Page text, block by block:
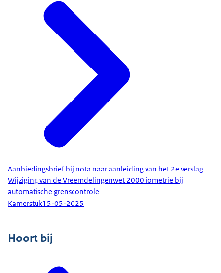
Aanbiedingsbrief bij nota naar aanleiding van het 2e verslag
Wijziging van de Vreemdelingenwet 2000 iometrie bij
automatische grenscontrole
Kamerstuk15-05-2025
Hoort bij